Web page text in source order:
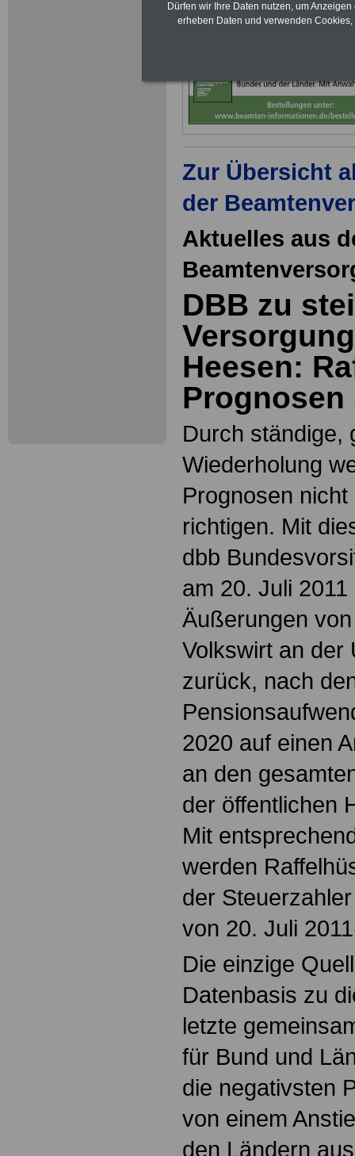
Zur Übersicht
der
Aktuelles aus
DBB zu
Heesen:
Durch ständige,
Wiederholung
Prognosen
richtigen. Mit
dbb
am 20. Juli
Äußerungen
Volkswirt an der
zurück, nach
2020 auf einen
an den
der öffentlichen
Mit
werden
der
von 20. Juli
Die einzige
Datenbasis zu
letzte
für Bund und
die negativsten
von einem
den Ländern
Dürfen wir Ihre Daten nutzen, um
erheben Daten und verwenden